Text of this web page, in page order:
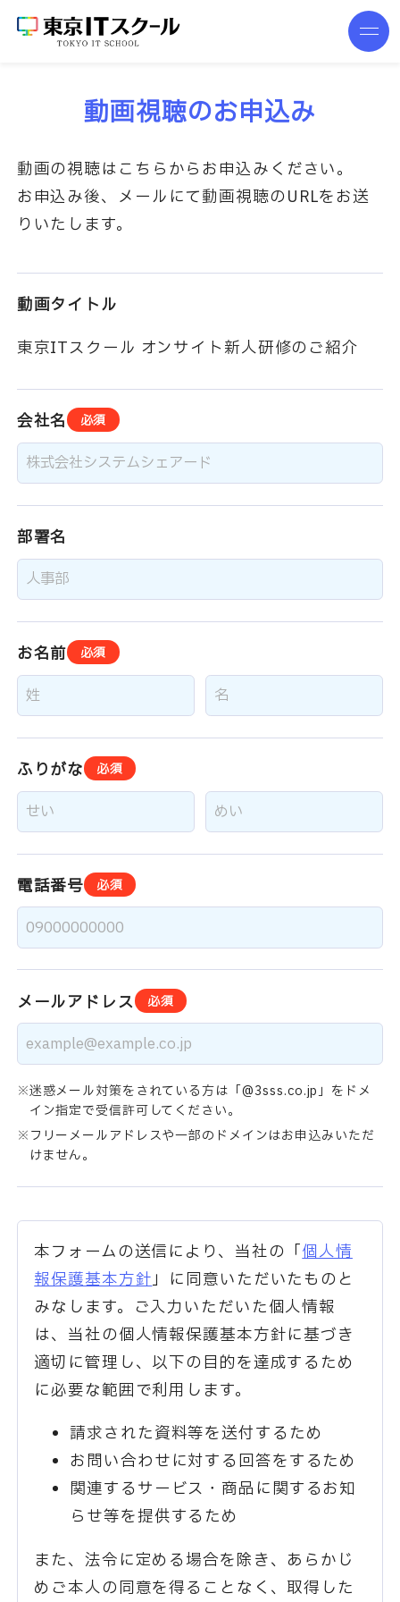
動画視聴のお申込み
動画の視聴はこちらからお申込みください。
お申込み後、メールにて動画視聴のURLをお送
りいたします。
動画タイトル
東京ITスクール オンサイト新人研修のご紹介
会社名 必須
部署名
お名前 必須
ふりがな 必須
電話番号 必須
メールアドレス 必須
迷惑メール対策をされている方は「@3sss.co.jp」をドメ
イン指定で受信許可してください。
フリーメールアドレスや一部のドメインはお申込みいただ
けません。
本フォームの送信により、当社の「個人情
報保護基本方針」に同意いただいたものと
みなします。ご入力いただいた個人情報
は、当社の個人情報保護基本方針に基づき
適切に管理し、以下の目的を達成するため
に必要な範囲で利用します。
請求された資料等を送付するため
お問い合わせに対する回答をするため
関連するサービス・商品に関するお知
らせ等を提供するため
また、法令に定める場合を除き、あらかじ
めご本人の同意を得ることなく、取得した